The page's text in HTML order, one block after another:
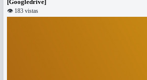
[Googledrive]
👁 183 vistas